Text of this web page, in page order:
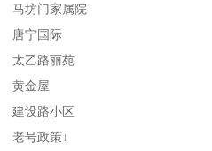
马坊门家属院
唐宁国际
太乙路丽苑
黄金屋
建设路小区
老号政策↓